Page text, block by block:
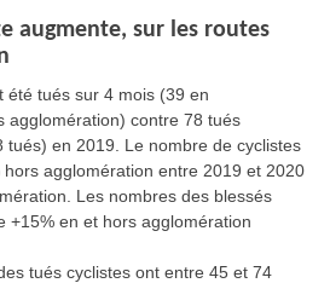
augmente, sur les routes
été tués sur 4 mois (39 en
agglomération) contre 78 tués
tués) en 2019. Le nombre de cyclistes
agglomération entre 2019 et 2020
Les nombres des blessés
+15% en et hors agglomération
tués cyclistes ont entre 45 et 74